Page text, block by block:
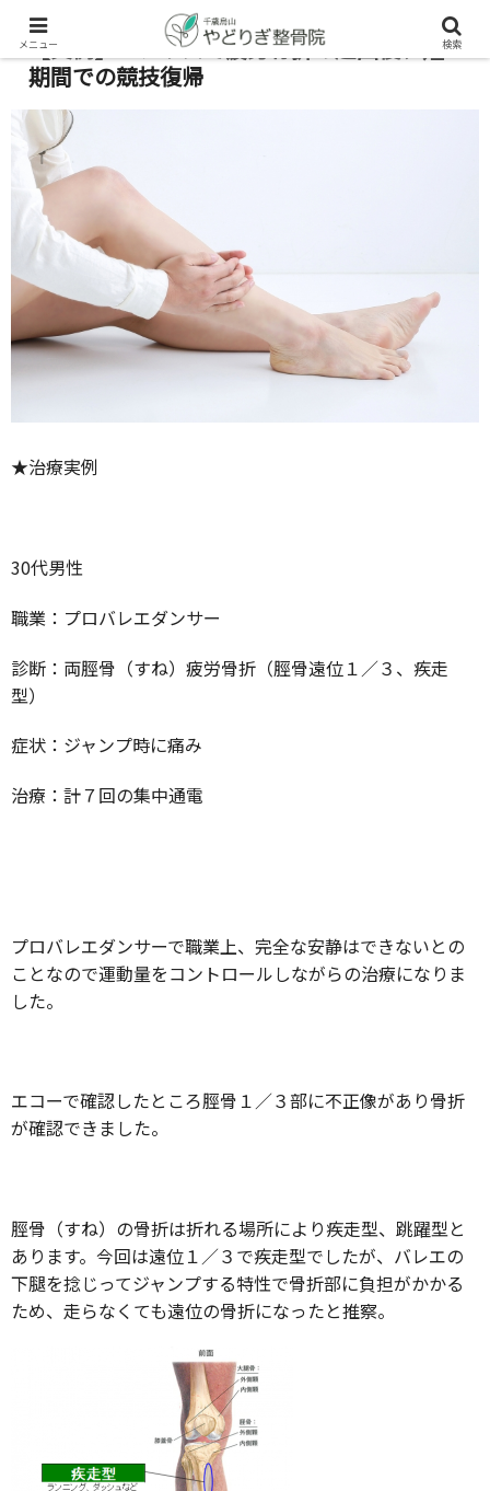
【実例】エレサスで疲労骨折の超回復、短
期間での競技復帰
★治療実例
30代男性
職業：プロバレエダンサー
診断：両脛骨（すね）疲労骨折（脛骨遠位１／３、疾走
型）
症状：ジャンプ時に痛み
治療：計７回の集中通電
プロバレエダンサーで職業上、完全な安静はできないとの
ことなので運動量をコントロールしながらの治療になりま
した。
エコーで確認したところ脛骨１／３部に不正像があり骨折
が確認できました。
脛骨（すね）の骨折は折れる場所により疾走型、跳躍型と
あります。今回は遠位１／３で疾走型でしたが、バレエの
下腿を捻じってジャンプする特性で骨折部に負担がかかる
ため、走らなくても遠位の骨折になったと推察。
メニュー 検索